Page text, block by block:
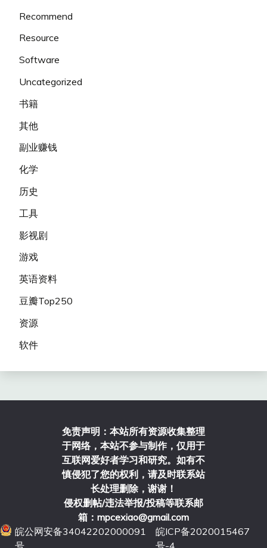
Recommend
Resource
Software
Uncategorized
书籍
其他
副业赚钱
化学
历史
工具
影视剧
游戏
英语资料
豆瓣Top250
资源
软件
免责声明：本站所有资源收集整理
于网络，本站不参与制作，仅用于
互联网爱好者学习和研究。如有不
慎侵犯了您的权利，请及时联系站
长处理删除，谢谢！
侵权删帖/违法举报/投稿等联系邮
箱：mpcexiao@gmail.com
皖公网安备34042202000091
号
皖ICP备2020015467
号-4